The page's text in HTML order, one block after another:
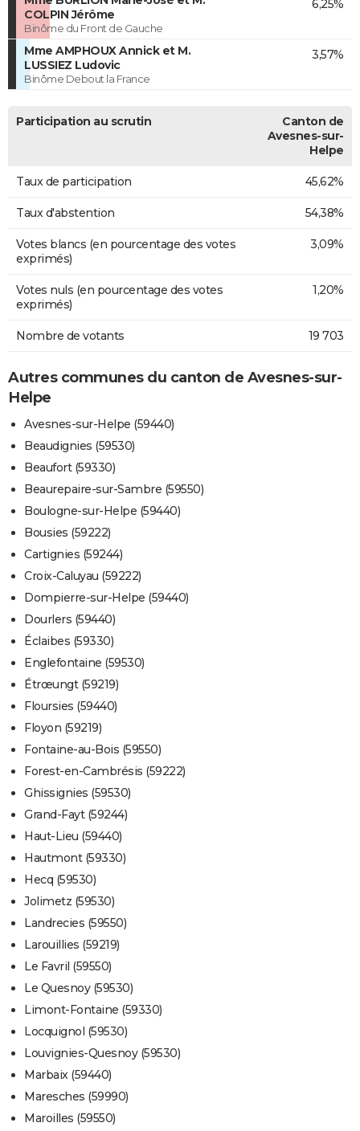
COLPIN Jérôme
Binôme du Front de Gauche
6,25%
Mme AMPHOUX Annick et M.
LUSSIEZ Ludovic
Binôme Debout la France
3,57%
Participation au scrutin
Canton de
Avesnes-sur-
Helpe
Taux de participation 45,62%
Taux d'abstention 54,38%
Votes blancs (en pourcentage des votes
exprimés)
3,09%
Votes nuls (en pourcentage des votes
exprimés)
1,20%
Nombre de votants 19 703
Autres communes du canton de Avesnes-sur-
Helpe
Avesnes-sur-Helpe (59440)
Beaudignies (59530)
Beaufort (59330)
Beaurepaire-sur-Sambre (59550)
Boulogne-sur-Helpe (59440)
Bousies (59222)
Cartignies (59244)
Croix-Caluyau (59222)
Dompierre-sur-Helpe (59440)
Dourlers (59440)
Éclaibes (59330)
Englefontaine (59530)
Étrœungt (59219)
Floursies (59440)
Floyon (59219)
Fontaine-au-Bois (59550)
Forest-en-Cambrésis (59222)
Ghissignies (59530)
Grand-Fayt (59244)
Haut-Lieu (59440)
Hautmont (59330)
Hecq (59530)
Jolimetz (59530)
Landrecies (59550)
Larouillies (59219)
Le Favril (59550)
Le Quesnoy (59530)
Limont-Fontaine (59330)
Locquignol (59530)
Louvignies-Quesnoy (59530)
Marbaix (59440)
Maresches (59990)
Maroilles (59550)